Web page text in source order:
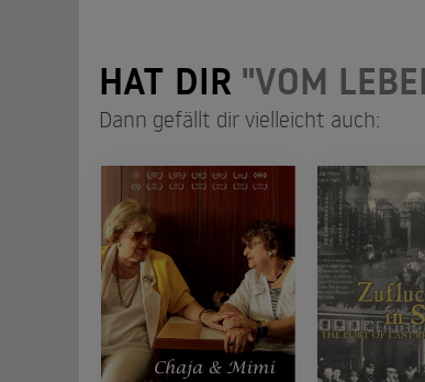
HAT DIR "VOM
Dann gefällt dir vielleicht auch: